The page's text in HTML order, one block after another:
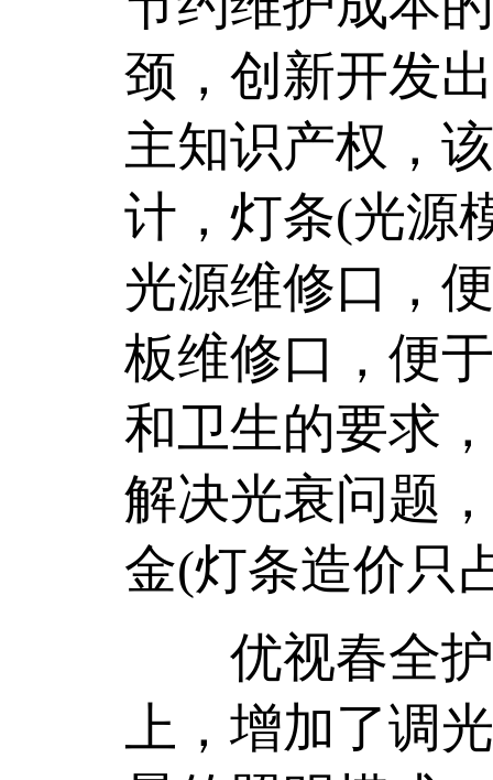
颈，创新开发
主知识产权，
计，灯条(光源
光源维修口，
板维修口，便
和卫生的要求
解决光衰问题
金(灯条造价只
优视春全护
上，增加了调